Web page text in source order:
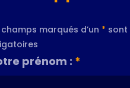
champs marqués d’un * sont
prénom : *